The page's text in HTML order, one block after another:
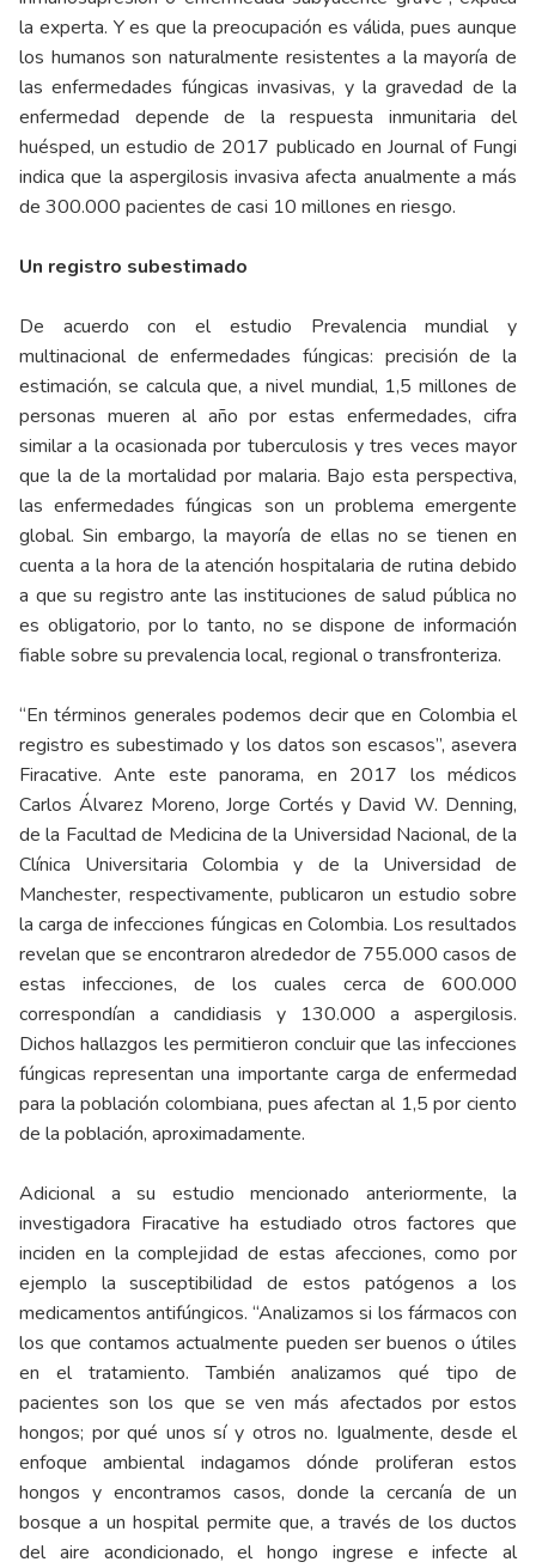
la experta. Y es que la preocupación es válida, pues aunque
los humanos son naturalmente resistentes a la mayoría de
las enfermedades fúngicas invasivas, y la gravedad de la
enfermedad depende de la respuesta inmunitaria del
huésped, un estudio de 2017 publicado en Journal of Fungi
indica que la aspergilosis invasiva afecta anualmente a más
de 300.000 pacientes de casi 10 millones en riesgo.
Un registro subestimado
De acuerdo con el estudio Prevalencia mundial y
multinacional de enfermedades fúngicas: precisión de la
estimación, se calcula que, a nivel mundial, 1,5 millones de
personas mueren al año por estas enfermedades, cifra
similar a la ocasionada por tuberculosis y tres veces mayor
que la de la mortalidad por malaria. Bajo esta perspectiva,
las enfermedades fúngicas son un problema emergente
global. Sin embargo, la mayoría de ellas no se tienen en
cuenta a la hora de la atención hospitalaria de rutina debido
a que su registro ante las instituciones de salud pública no
es obligatorio, por lo tanto, no se dispone de información
fiable sobre su prevalencia local, regional o transfronteriza.
“En términos generales podemos decir que en Colombia el
registro es subestimado y los datos son escasos”, asevera
Firacative. Ante este panorama, en 2017 los médicos
Carlos Álvarez Moreno, Jorge Cortés y David W. Denning,
de la Facultad de Medicina de la Universidad Nacional, de la
Clínica Universitaria Colombia y de la Universidad de
Manchester, respectivamente,publicaron un estudio sobre
la carga de infecciones fúngicas en Colombia. Los resultados
revelan que se encontraron alrededor de 755.000 casos de
estas infecciones, de los cuales cerca de 600.000
correspondían a candidiasis y 130.000 a aspergilosis.
Dichos hallazgos les permitieron concluir que las infecciones
fúngicas representan una importante carga de enfermedad
para la población colombiana, pues afectan al 1,5 por ciento
de la población, aproximadamente.
Adicional a su estudio mencionado anteriormente, la
investigadora Firacative ha estudiado otros factores que
inciden en la complejidad de estas afecciones, como por
ejemplo la susceptibilidad de estos patógenos a los
medicamentos antifúngicos. “Analizamos si los fármacos con
los que contamos actualmente pueden ser buenos o útiles
en el tratamiento. También analizamos qué tipo de
pacientes son los que se ven más afectados por estos
hongos; por qué unos sí y otros no. Igualmente, desde el
enfoque ambiental indagamos dónde proliferan estos
hongos y encontramos casos, donde la cercanía de un
bosque a un hospital permite que, a través de los ductos
del aire acondicionado, el hongo ingrese e infecte al